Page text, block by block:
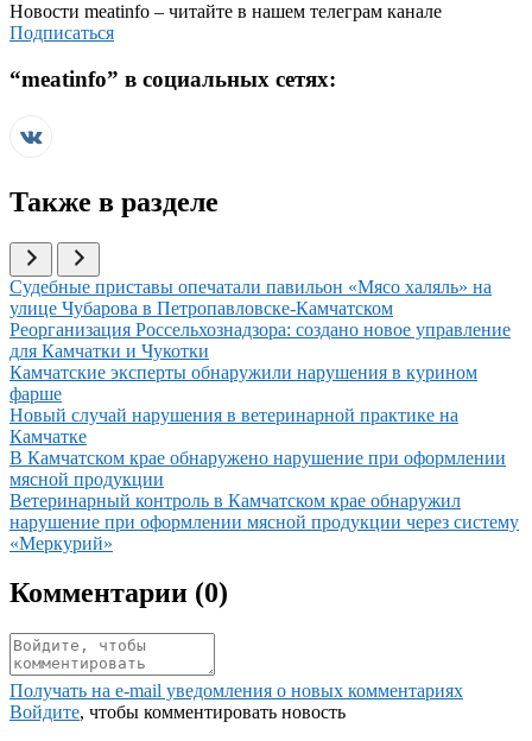
Новости meatinfo – читайте в нашем телеграм канале
Подписаться
“meatinfo” в социальных сетях:
Также в разделе
Иллюстрация новости
Судебные приставы опечатали павильон «Мясо халяль» на
улице Чубарова в Петропавловске-Камчатском
Иллюстрация новости
Реорганизация Россельхознадзора: создано новое управление
для Камчатки и Чукотки
Иллюстрация новости
Камчатские эксперты обнаружили нарушения в курином
фарше
Иллюстрация новости
Новый случай нарушения в ветеринарной практике на
Камчатке
Иллюстрация новости
В Камчатском крае обнаружено нарушение при оформлении
мясной продукции
Иллюстрация новости
Ветеринарный контроль в Камчатском крае обнаружил
нарушение при оформлении мясной продукции через систему
«Меркурий»
Комментарии (0)
Получать на e‑mail уведомления о новых комментариях
Войдите, чтобы комментировать новость